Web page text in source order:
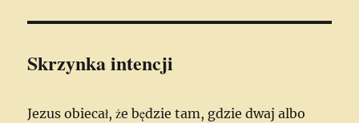
Skrzynka intencji
Jezus obiecał, że będzie tam, gdzie dwaj albo